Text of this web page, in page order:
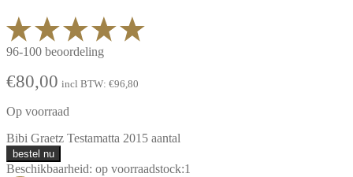
96-100 beoordeling
€80,00 incl BTW: €96,80
Op voorraad
Bibi Graetz Testamatta 2015 aantal
bestel nu
Beschikbaarheid: op voorraadstock:1